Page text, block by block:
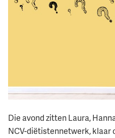
Die avond zitten Laura,
NCV-diëtistennetwerk, klaar